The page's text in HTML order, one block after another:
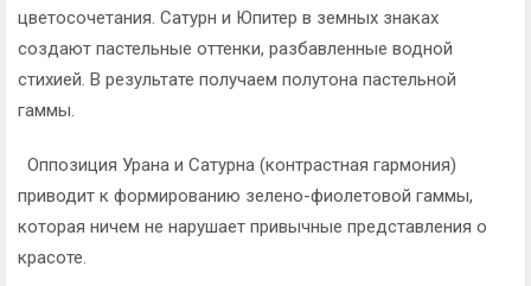
цветосочетания. Сатурн и Юпитер в земных знаках
создают пастельные оттенки, разбавленные водной
стихией. В результате получаем полутона пастельной
гаммы.
Оппозиция Урана и Сатурна (контрастная гармония)
приводит к формированию зелено-фиолетовой гаммы,
которая ничем не нарушает привычные представления о
красоте.